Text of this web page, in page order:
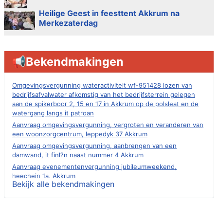
Heilige Geest in feesttent Akkrum na
Merkezaterdag
📢Bekendmakingen
Omgevingsvergunning wateractiviteit wf-951428 lozen van
bedrijfsafvalwater afkomstig van het bedrijfsterrein gelegen
aan de spikerboor 2, 15 en 17 in Akkrum op de polsleat en de
watergang langs it patroan
Aanvraag omgevingsvergunning, vergroten en veranderen van
een woonzorgcentrum, leppedyk 37 Akkrum
Aanvraag omgevingsvergunning, aanbrengen van een
damwand, it finl?n naast nummer 4 Akkrum
Aanvraag evenementenvergunning jubileumweekend,
heechein 1a, Akkrum
Verlening omgevingsvergunning, tijdelijk gebruik openbare
ruimte 02-10 t/m 02-11-2026, sitadel voor nr 6 te Akkrum
Bekijk alle bekendmakingen